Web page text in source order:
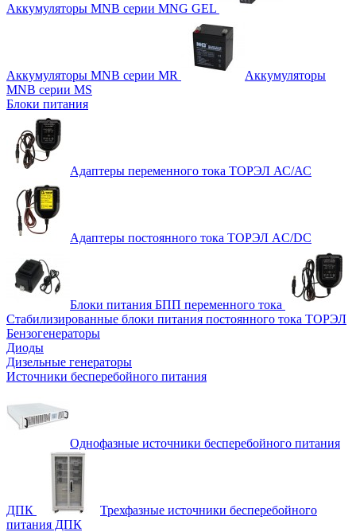
Аккумуляторы MNB серии MNG GEL
Аккумуляторы MNB серии MR
Аккумуляторы
MNB серии MS
Блоки питания
Адаптеры переменного тока ТОРЭЛ АС/АС
Адаптеры постоянного тока ТОРЭЛ AC/DC
Блоки питания БПП переменного тока
Стабилизированные блоки питания постоянного тока ТОРЭЛ
Бензогенераторы
Диоды
Дизельные генераторы
Источники бесперебойного питания
Однофазные источники бесперебойного питания
ДПК
Трехфазные источники бесперебойного
питания ДПК